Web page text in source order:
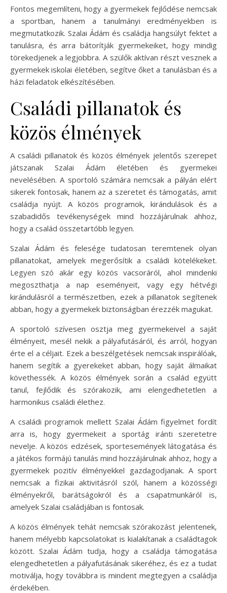
Fontos megemlíteni, hogy a gyermekek fejlődése nemcsak
a sportban, hanem a tanulmányi eredményekben is
megmutatkozik. Szalai Ádám és családja hangsúlyt fektet a
tanulásra, és arra bátorítják gyermekeiket, hogy mindig
törekedjenek a legjobbra. A szülők aktívan részt vesznek a
gyermekek iskolai életében, segítve őket a tanulásban és a
házi feladatok elkészítésében.
Családi pillanatok és
közös élmények
A családi pillanatok és közös élmények jelentős szerepet
játszanak Szalai Ádám életében és gyermekei
nevelésében. A sportoló számára nemcsak a pályán elért
sikerek fontosak, hanem az a szeretet és támogatás, amit
családja nyújt. A közös programok, kirándulások és a
szabadidős tevékenységek mind hozzájárulnak ahhoz,
hogy a család összetartóbb legyen.
Szalai Ádám és felesége tudatosan teremtenek olyan
pillanatokat, amelyek megerősítik a családi kötelékeket.
Legyen szó akár egy közös vacsoráról, ahol mindenki
megoszthatja a nap eseményeit, vagy egy hétvégi
kirándulásról a természetben, ezek a pillanatok segítenek
abban, hogy a gyermekek biztonságban érezzék magukat.
A sportoló szívesen osztja meg gyermekeivel a saját
élményeit, mesél nekik a pályafutásáról, és arról, hogyan
érte el a céljait. Ezek a beszélgetések nemcsak inspirálóak,
hanem segítik a gyerekeket abban, hogy saját álmaikat
követhessék. A közös élmények során a család együtt
tanul, fejlődik és szórakozik, ami elengedhetetlen a
harmonikus családi élethez.
A családi programok mellett Szalai Ádám figyelmet fordít
arra is, hogy gyermekeit a sportág iránti szeretetre
nevelje. A közös edzések, sportesemények látogatása és
a játékos formájú tanulás mind hozzájárulnak ahhoz, hogy a
gyermekek pozitív élményekkel gazdagodjanak. A sport
nemcsak a fizikai aktivitásról szól, hanem a közösségi
élményekről, barátságokról és a csapatmunkáról is,
amelyek Szalai családjában is fontosak.
A közös élmények tehát nemcsak szórakozást jelentenek,
hanem mélyebb kapcsolatokat is kialakítanak a családtagok
között. Szalai Ádám tudja, hogy a családja támogatása
elengedhetetlen a pályafutásának sikeréhez, és ez a tudat
motiválja, hogy továbbra is mindent megtegyen a családja
érdekében.